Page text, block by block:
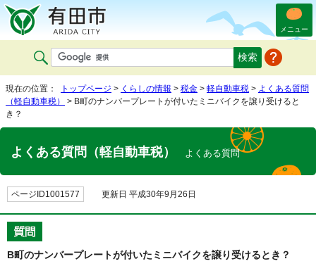
メニュー
現在の位置： トップページ > くらしの情報 > 税金 > 軽自動車税 > よくある質問
（軽自動車税）
> B町のナンバープレートが付いたミニバイクを譲り受けると
き？
よくある質問（軽自動車税） よくある質問
ページID1001577 更新日 平成30年9月26日
B町のナンバープレートが付いたミニバイクを譲り受けるとき？